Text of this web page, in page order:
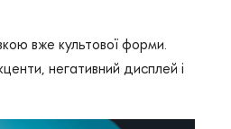
вже культової форми.
негативний дисплей і